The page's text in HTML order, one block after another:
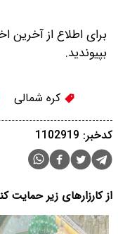
برای اطلاع از آخرین
بپیوندید.
کره شمالی
کدخبر: 1102919
از کارزارهای زیر حمایت